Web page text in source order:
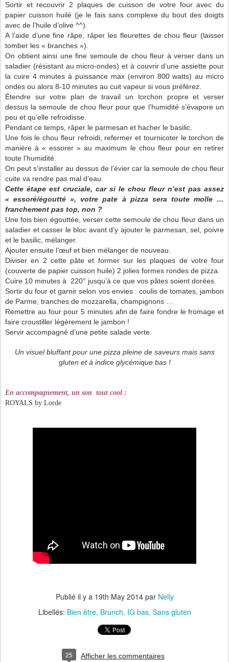
Sortir et recouvrir 2 plaques de cuisson de votre four avec du
papier cuisson huilé (je le fais sans complexe du bout des doigts
avec de l’huile d’olive ^^).
A l’aide d’une fine râpe, râper les fleurettes de chou fleur (laisser
tomber les « branches »).
On obtient ainsi une fine semoule de chou fleur à verser dans un
saladier (résistant au micro-ondes) et à couvrir d’une assiette pour
la cuire 4 minutes à puissance max (environ 800 watts) au micro
ondes ou alors 8-10 minutes au cuit vapeur si vous préférez.
Étendre sur votre plan de travail un torchon propre et verser
dessus la semoule de chou fleur pour que l’humidité s’évapore un
peu et qu’elle refroidisse.
Pendant ce temps, râper le parmesan et hacher le basilic.
Une fois le chou fleur refroidi, refermer et tournicoter le torchon de
manière à « essorer » au maximum le chou fleur pour en retirer
toute l’humidité.
On peut s’installer au dessus de l’évier car la semoule de chou fleur
cuite va rendre pas mal d’eau.
Cette étape est cruciale, car si le chou fleur n’est pas assez
« essoré/égoutté », votre pate à pizza sera toute molle …
franchement pas top, non ?
Une fois bien égouttée, verser cette semoule de chou fleur dans un
saladier et casser le bloc avant d’y ajouter le parmesan, sel, poivre
et le basilic, mélanger.
Ajouter ensuite l’œuf et bien mélanger de nouveau.
Diviser en 2 cette pâte et former sur les plaques de votre four
(couverte de papier cuisson huile) 2 jolies formes rondes de pizza.
Cuire 10 minutes à 220° jusqu’à ce que vos pâtes soient dorées.
Sortir du four et garnir selon vos envies : coulis de tomates, jambon
de Parme, tranches de mozzarella, champignons …
Remettre au four pour 5 minutes afin de faire fondre le fromage et
faire croustiller légèrement le jambon !
Servir accompagné d’une petite salade verte.
Un visuel bluffant pour une pizza pleine de saveurs mais sans
gluten et à indice glycémique bas !
En accompagnement, un son tout cool :
ROYALS by Lorde
Publié il y a 19th May 2014par Nelly
Libellés: Bien être Brunch IG bas Sans gluten
25 Afficher les commentaires